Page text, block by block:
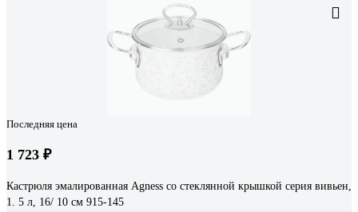
Последняя цена
1 723 ₽
Кастрюля эмалированная Agness со стеклянной крышкой серия вивьен,
1. 5 л, 16/ 10 см 915-145